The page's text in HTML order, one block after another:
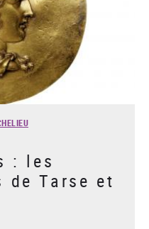
: les
de Tarse et